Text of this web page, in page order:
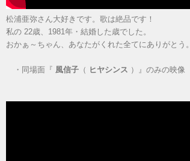
松浦亜弥さん大好きです。歌は絶品です！
私の 22歳、1981年・結婚した歳でした。
おかぁ～ちゃん、あなたがくれた全てにありがとう。
・ 同場面『 風信子 （ ヒヤシンス ）』のみの映像